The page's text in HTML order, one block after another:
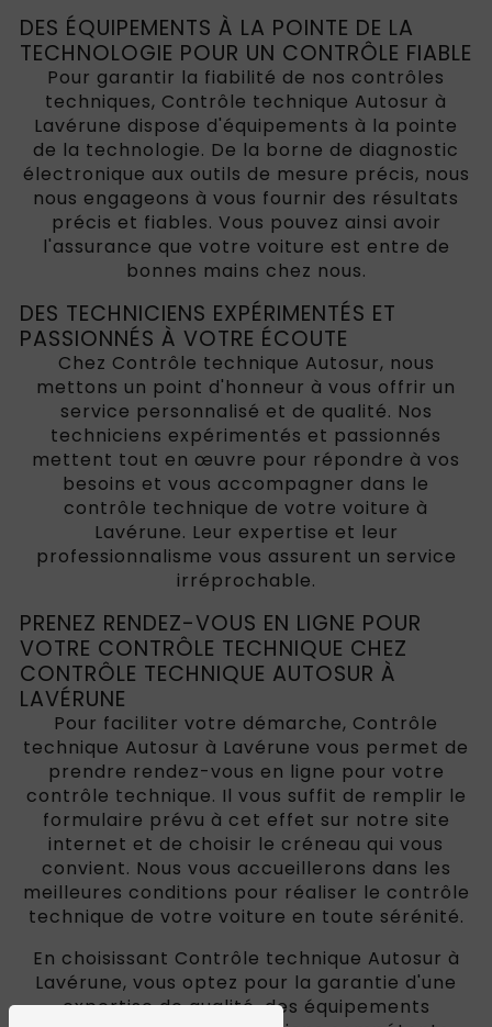
DES ÉQUIPEMENTS À LA POINTE DE LA
TECHNOLOGIE POUR UN CONTRÔLE FIABLE
Pour garantir la fiabilité de nos contrôles
techniques, Contrôle technique Autosur à
Lavérune dispose d'équipements à la pointe
de la technologie. De la borne de diagnostic
électronique aux outils de mesure précis, nous
nous engageons à vous fournir des résultats
précis et fiables. Vous pouvez ainsi avoir
l'assurance que votre voiture est entre de
bonnes mains chez nous.
DES TECHNICIENS EXPÉRIMENTÉS ET
PASSIONNÉS À VOTRE ÉCOUTE
Chez Contrôle technique Autosur, nous
mettons un point d'honneur à vous offrir un
service personnalisé et de qualité. Nos
techniciens expérimentés et passionnés
mettent tout en œuvre pour répondre à vos
besoins et vous accompagner dans le
contrôle technique de votre voiture à
Lavérune. Leur expertise et leur
professionnalisme vous assurent un service
irréprochable.
PRENEZ RENDEZ-VOUS EN LIGNE POUR
VOTRE CONTRÔLE TECHNIQUE CHEZ
CONTRÔLE TECHNIQUE AUTOSUR À
LAVÉRUNE
Pour faciliter votre démarche, Contrôle
technique Autosur à Lavérune vous permet de
prendre rendez-vous en ligne pour votre
contrôle technique. Il vous suffit de remplir le
formulaire prévu à cet effet sur notre site
internet et de choisir le créneau qui vous
convient. Nous vous accueillerons dans les
meilleures conditions pour réaliser le contrôle
technique de votre voiture en toute sérénité.
En choisissant Contrôle technique Autosur à
Lavérune, vous optez pour la garantie d'une
expertise de qualité, des équipements